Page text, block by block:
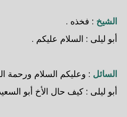
الشيخ : فخذه .
أبو ليلى : السلام عليكم .
السائل : وعليكم السلام ورحمة
أبو ليلى : كيف حال الأخ أبو